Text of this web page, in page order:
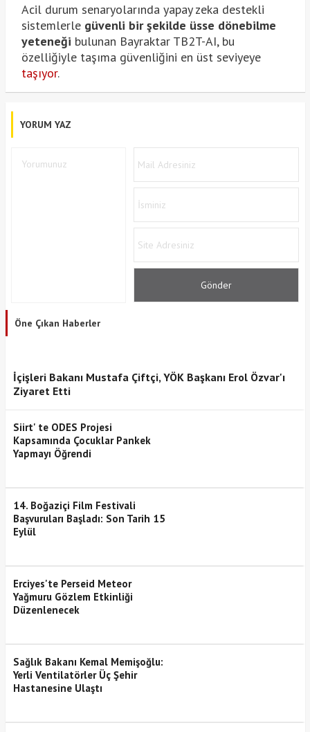
Acil durum senaryolarında yapay zeka destekli
sistemlerle güvenli bir şekilde üsse dönebilme
yeteneği bulunan Bayraktar TB2T-AI, bu
özelliğiyle taşıma güvenliğini en üst seviyeye
taşıyor.
YORUM YAZ
Öne Çıkan Haberler
İçişleri Bakanı Mustafa Çiftçi, YÖK Başkanı Erol Özvar'ı
Ziyaret Etti
Siirt' te ODES Projesi
Kapsamında Çocuklar Pankek
Yapmayı Öğrendi
14. Boğaziçi Film Festivali
Başvuruları Başladı: Son Tarih 15
Eylül
Erciyes'te Perseid Meteor
Yağmuru Gözlem Etkinliği
Düzenlenecek
Sağlık Bakanı Kemal Memişoğlu:
Yerli Ventilatörler Üç Şehir
Hastanesine Ulaştı